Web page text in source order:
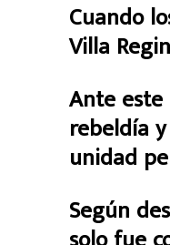
Cuando
Villa
Ante
rebeldía
unidad
Según